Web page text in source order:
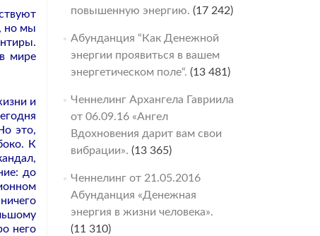
но мы
мире
и
это,
К
до
него
повышенную энергию. (17 242)
Абунданция “Как Денежной
энергии проявиться в вашем
энергетическом поле“. (13 481)
Ченнелинг Архангела Гавриила
от 06.09.16 «Ангел
Вдохновения дарит вам свои
вибрации». (13 365)
Ченнелинг от 21.05.2016
Абунданция «Денежная
энергия в жизни человека».
(11 310)